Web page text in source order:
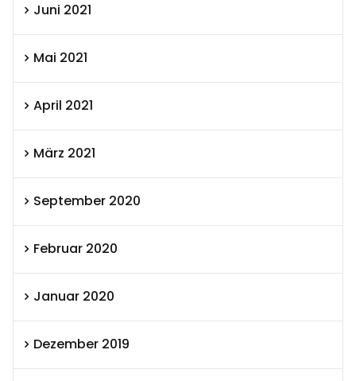
Juni 2021
Mai 2021
April 2021
März 2021
September 2020
Februar 2020
Januar 2020
Dezember 2019